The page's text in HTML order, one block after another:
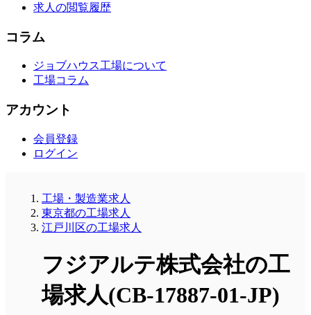
求人の閲覧履歴
コラム
ジョブハウス工場について
工場コラム
アカウント
会員登録
ログイン
工場・製造業求人
東京都の工場求人
江戸川区の工場求人
フジアルテ株式会社の工
場求人(CB-17887-01-JP)